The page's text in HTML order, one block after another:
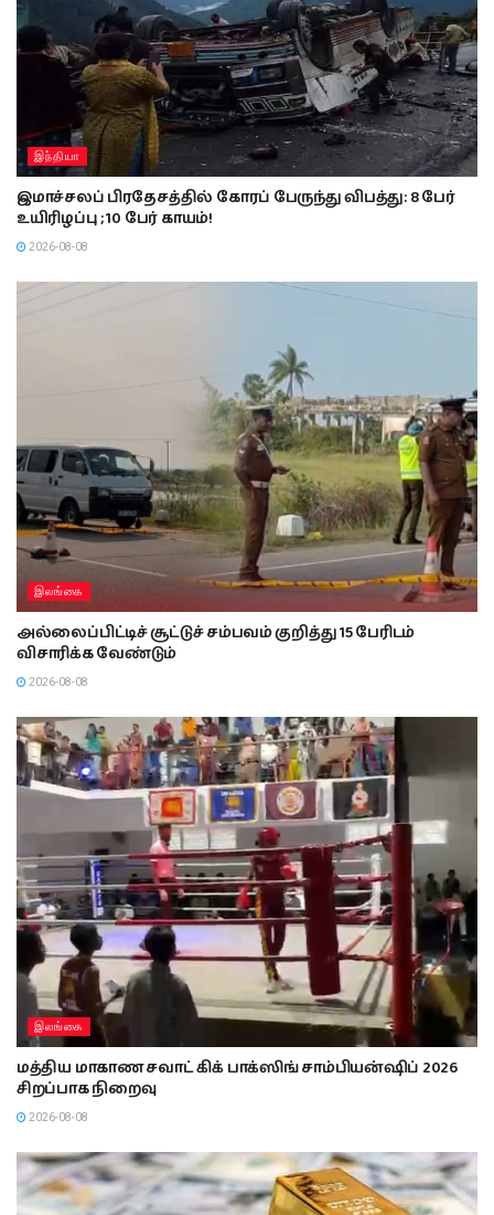
இந்தியா
இமாச்சலப் பிரதேசத்தில் கோரப் பேருந்து விபத்து: 8 பேர்
உயிரிழப்பு ; 10 பேர் காயம்!
2026-08-08
இலங்கை
அல்லைப்பிட்டிச் சூட்டுச் சம்பவம் குறித்து 15 பேரிடம்
விசாரிக்க வேண்டும்
2026-08-08
இலங்கை
மத்திய மாகாண சவாட் கிக் பாக்ஸிங் சாம்பியன்ஷிப் 2026
சிறப்பாக நிறைவு
2026-08-08